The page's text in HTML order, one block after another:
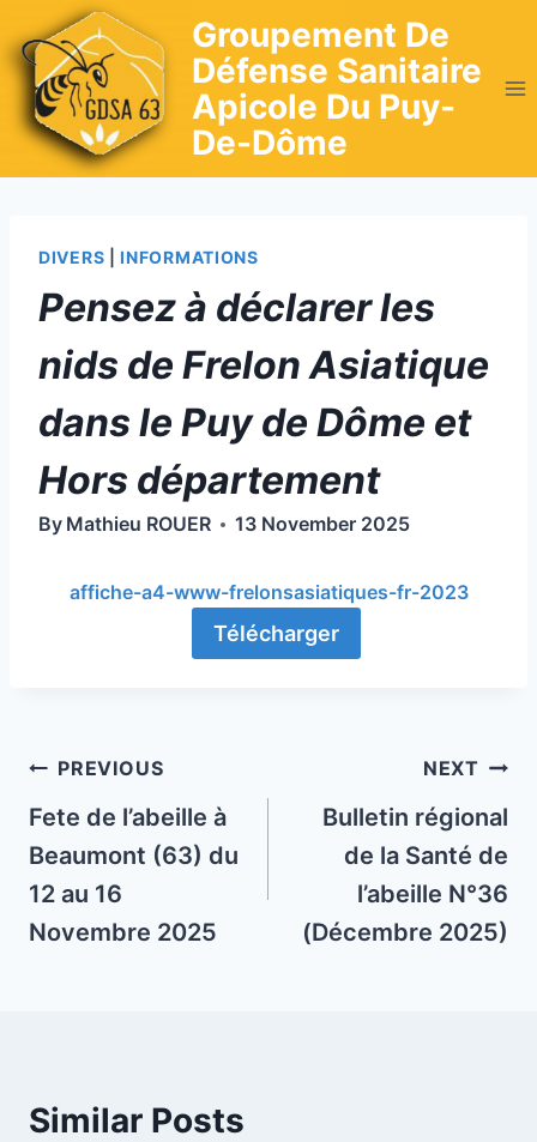
to
content
Groupement De
Défense Sanitaire
Apicole Du Puy-
De-Dôme
DIVERS INFORMATIONS
Pensez à déclarer les
nids de Frelon Asiatique
dans le Puy de Dôme et
Hors département
By Mathieu ROUER 13 November 2025
affiche-a4-www-frelonsasiatiques-fr-2023
Télécharger
Post
navigation
PREVIOUS
Fete de l’abeille à
Beaumont (63) du
12 au 16
Novembre 2025
NEXT
Bulletin régional
de la Santé de
l’abeille N°36
(Décembre 2025)
Similar Posts